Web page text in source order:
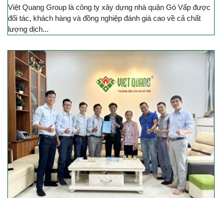
Việt Quang Group là công ty xây dựng nhà quận Gò Vấp được
đối tác, khách hàng và đồng nghiệp đánh giá cao về cả chất
lượng dịch...